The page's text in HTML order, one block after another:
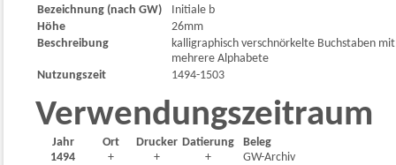
Bezeichnung (nach GW)
Initiale b
Höhe
26mm
Beschreibung
kalligraphisch verschnörkelte Buchstaben
mehrere Alphabete
Nutzungszeit
1494-1503
Verwendungszeitraum
Jahr Ort Drucker Datierung
Beleg
1494
+ + +
GW-Archiv